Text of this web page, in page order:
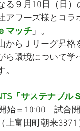
９月10日（日
アワーズ様とコ
マッチ 」。
らＪリーグ昇格
ら環境について
「サステナブル
始＝10:00　試合
富田町朝来3871